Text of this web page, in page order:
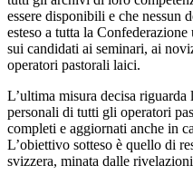
essere disponibili e che nessun
esteso a tutta la
sui candidati ai seminari, ai
operatori pastorali laici.
L’ultima misura decisa
personali di tutti gli operatori
completi e aggiornati anche in
L’obiettivo sotteso è quello di
svizzera, minata dalle